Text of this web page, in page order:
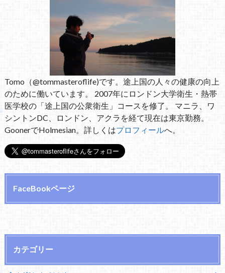
Tomo（@tommasteroflife)です。途上国の人々の健康の向上
のために働いています。 2007年にロンドン大学衛生・熱帯
医学校の「途上国の公衆衛生」コースを修了。 マニラ、ワ
シントンDC、ロンドン、アクラを経て現在は東京勤務。
GoonerでHolmesian。詳しくはプロフィールへ。
FaceBookページ
カテゴリー